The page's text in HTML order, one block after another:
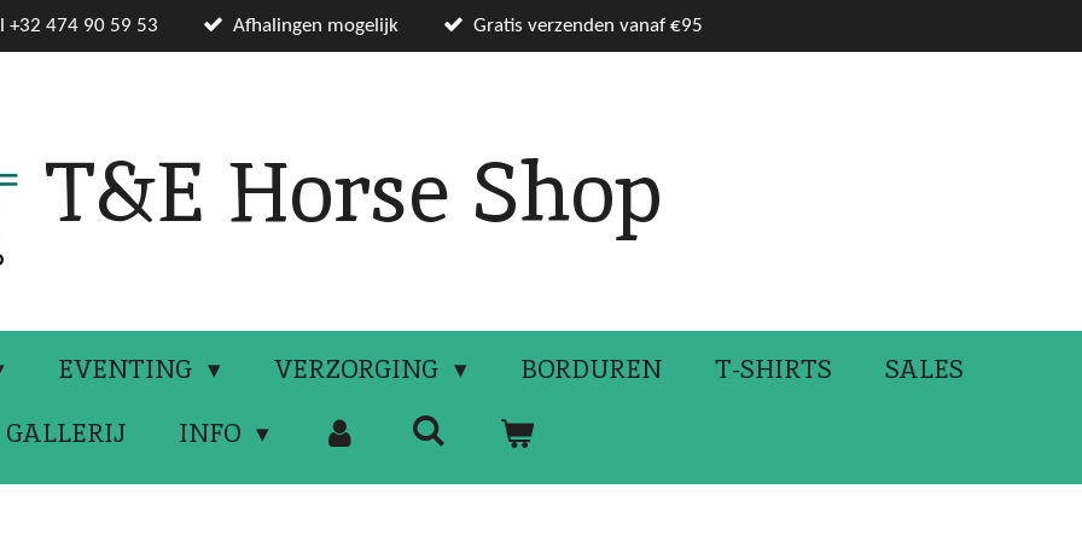
+32 474 90 59 53 Afhalingen mogelijk Gratis verzenden vanaf €95
T&E Horse Shop
EVENTING VERZORGING BORDUREN T-SHIRTS
SALES
GALLERIJ
INFO